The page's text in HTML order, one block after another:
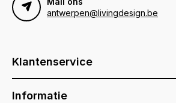
antwerpen@livingdesign.be
Klantenservice
Informatie